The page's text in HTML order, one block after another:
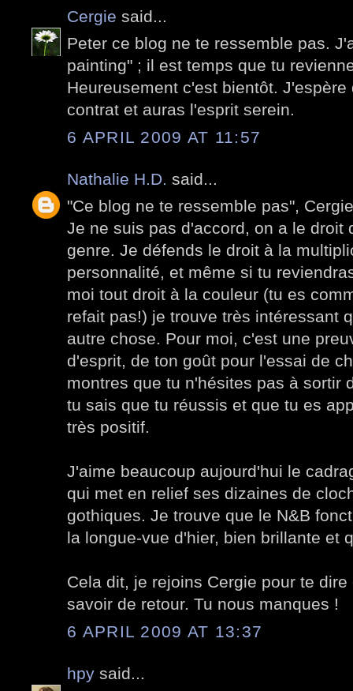
Cergie said...
Peter ce blog ne te ressemble pas.
painting" ; il est temps que tu
Heureusement c'est bientôt.
contrat et auras l'esprit serein.
6 APRIL 2009 AT 11:57
Nathalie H.D. said...
"Ce blog ne te ressemble pas",
Je ne suis pas d'accord, on a le droit
genre. Je défends le droit à la
personnalité, et même si tu
moi tout droit à la couleur (tu es
refait pas!) je trouve très intéressant
autre chose. Pour moi, c'est une
d'esprit, de ton goût pour l'essai de
montres que tu n'hésites pas à sortir
tu sais que tu réussis et que tu es
très positif.
J'aime beaucoup aujourd'hui le
qui met en relief ses dizaines de
gothiques. Je trouve que le N&B
la longue-vue d'hier, bien brillante et
Cela dit, je rejoins Cergie pour te
savoir de retour. Tu nous manques !
6 APRIL 2009 AT 13:37
hpy said...